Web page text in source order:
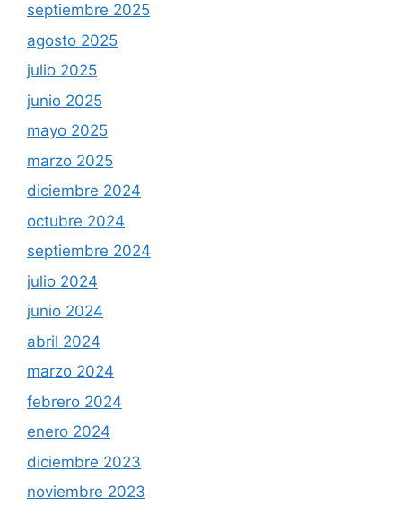
septiembre 2025
agosto 2025
julio 2025
junio 2025
mayo 2025
marzo 2025
diciembre 2024
octubre 2024
septiembre 2024
julio 2024
junio 2024
abril 2024
marzo 2024
febrero 2024
enero 2024
diciembre 2023
noviembre 2023